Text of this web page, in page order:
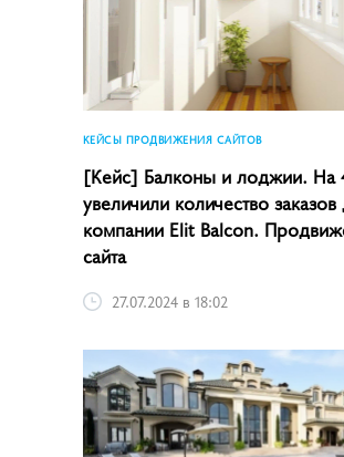
КЕЙСЫ ПРОДВИЖЕНИЯ САЙТОВ
[Кейс] Балконы и лоджии. На
увеличили количество заказов
компании Elit Balcon.
сайта
27.07.2024 в 18:02